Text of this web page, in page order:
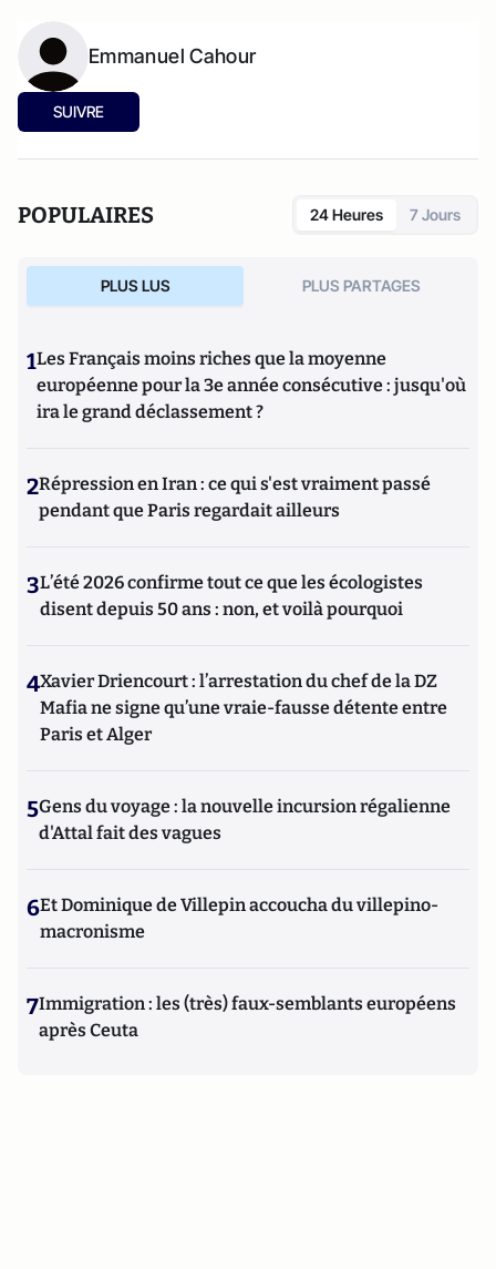
Emmanuel Cahour
SUIVRE
POPULAIRES 24 Heures 7 Jours
PLUS LUS PLUS PARTAGES
1Les Français moins riches que la moyenne
européenne pour la 3e année consécutive : jusqu'où
ira le grand déclassement ?
2Répression en Iran : ce qui s'est vraiment passé
pendant que Paris regardait ailleurs
3L’été 2026 confirme tout ce que les écologistes
disent depuis 50 ans : non, et voilà pourquoi
4Xavier Driencourt : l’arrestation du chef de la DZ
Mafia ne signe qu’une vraie-fausse détente entre
Paris et Alger
5Gens du voyage : la nouvelle incursion régalienne
d'Attal fait des vagues
6Et Dominique de Villepin accoucha du villepino-
macronisme
7Immigration : les (très) faux-semblants européens
après Ceuta